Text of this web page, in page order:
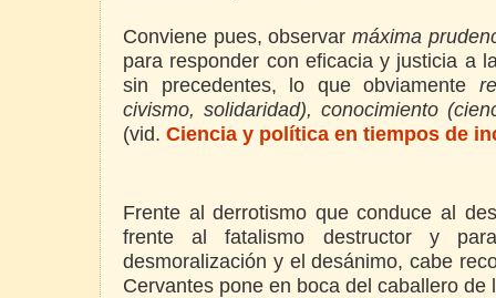
Conviene pues, observar máxima
para responder con eficacia y justicia a
sin precedentes, lo que obviamente
civismo, solidaridad), conocimiento
(vid. Ciencia y política en tiempos de
Frente al derrotismo que conduce al
frente al fatalismo destructor y
desmoralización y el desánimo, cabe
Cervantes pone en boca del caballero de